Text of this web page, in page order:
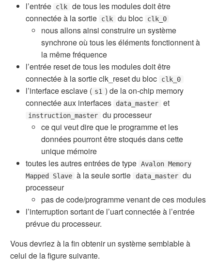
l’entrée
clk
de tous les modules doit être
connectée à la sortie
clk du bloc clk_0
nous allons ainsi construire un système
synchrone où tous les éléments fonctionnent à
la même fréquence
l’entrée reset de tous les modules doit être
connectée à la sortie clk_reset du bloc
clk_0
l’interface esclave ( s1 ) de la on-chip memory
connectée aux interfaces
data_master et
instruction_master
du processeur
ce qui veut dire que le programme et les
données pourront être stoqués dans cette
unique mémoire
toutes les autres entrées de type Avalon Memory
Mapped Slave à la seule sortie data_master du
processeur
pas de code/programme venant de ces modules
l’interruption sortant de l’uart connectée à l’entrée
prévue du processeur.
Vous devriez à la fin obtenir un système semblable à
celui de la figure suivante.